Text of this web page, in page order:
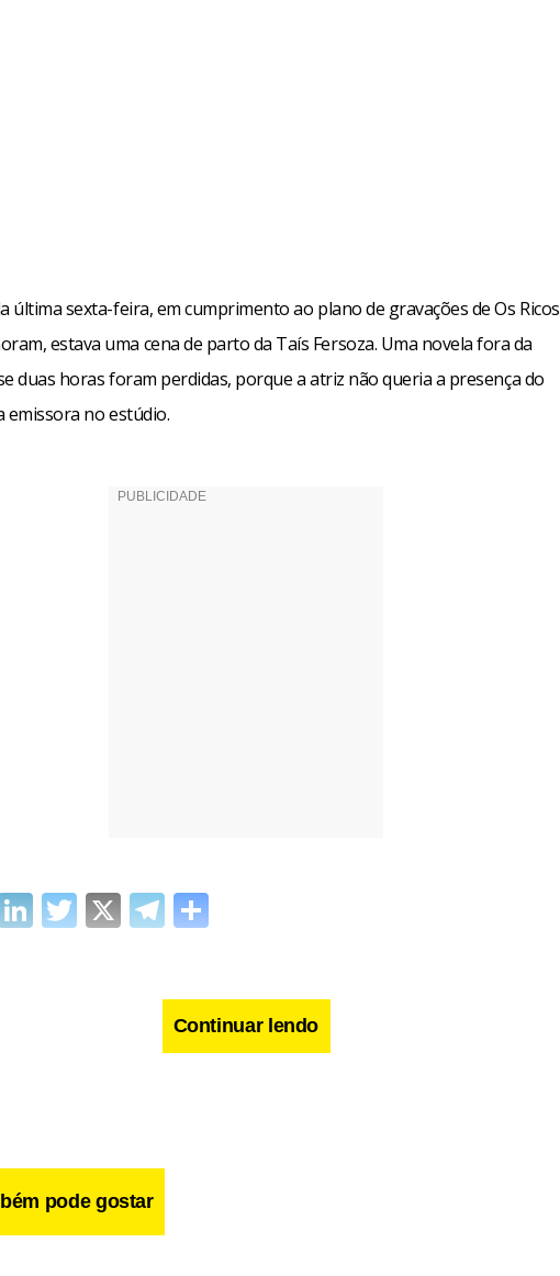
última sexta-feira, em cumprimento ao plano de gravações de Os Ricos
estava uma cena de parto da Taís Fersoza. Uma novela fora da
duas horas foram perdidas, porque a atriz não queria a presença do
no estúdio.
LinkedIn
Twitter
X Telegram
Continuar lendo
pode gostar